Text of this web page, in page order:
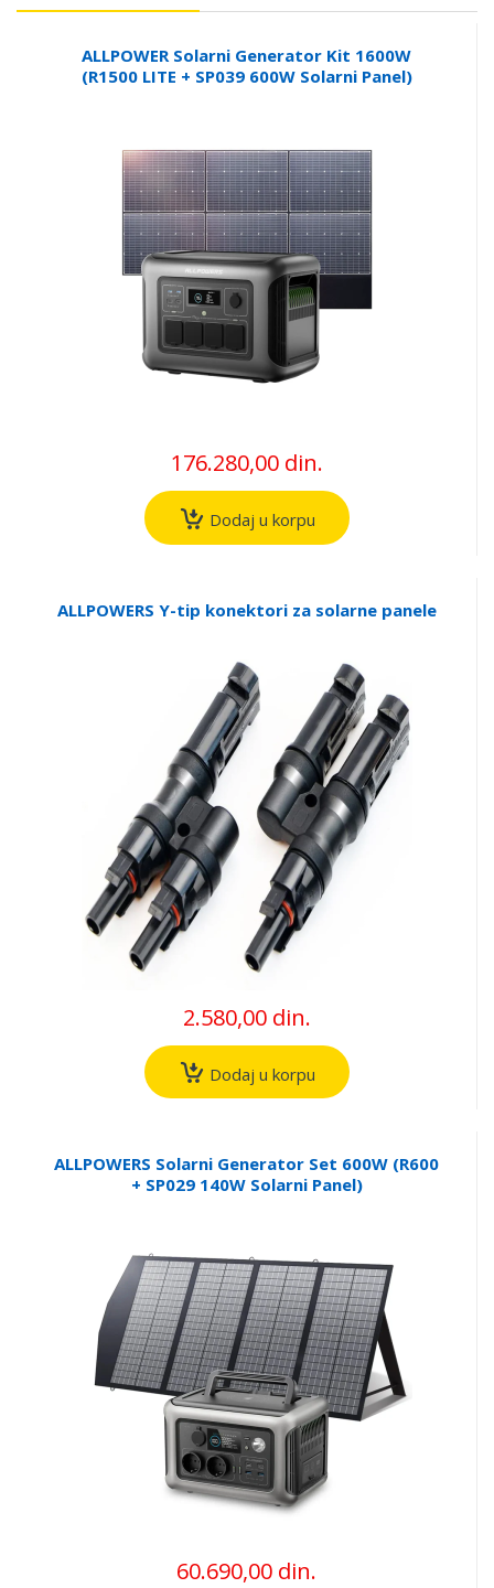
ALLPOWER Solarni Generator Kit 1600W
(R1500 LITE + SP039 600W Solarni Panel)
176.280,00 din.
Dodaj u korpu
ALLPOWERS Y-tip konektori za solarne panele
2.580,00 din.
Dodaj u korpu
ALLPOWERS Solarni Generator Set 600W (R600
+ SP029 140W Solarni Panel)
60.690,00 din.